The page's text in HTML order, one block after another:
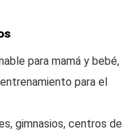
para mamá y bebé,
para el
gimnasios, centros de